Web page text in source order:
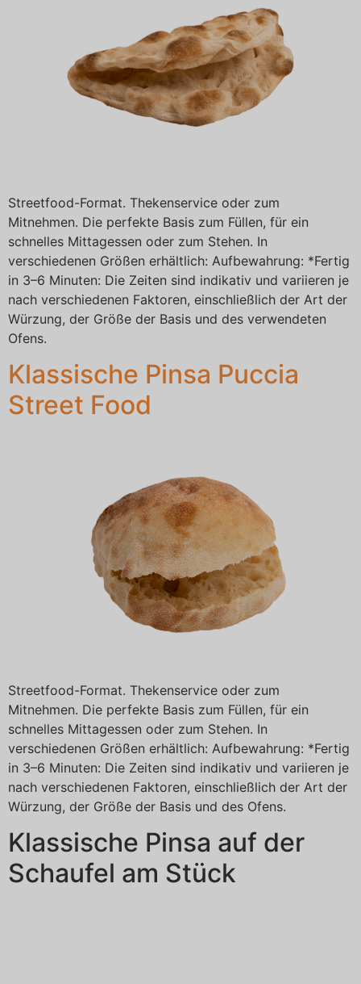
Streetfood-Format. Thekenservice oder zum
Mitnehmen. Die perfekte Basis zum Füllen, für ein
schnelles Mittagessen oder zum Stehen. In
verschiedenen Größen erhältlich: Aufbewahrung: *Fertig
in 3–6 Minuten: Die Zeiten sind indikativ und variieren je
nach verschiedenen Faktoren, einschließlich der Art der
Würzung, der Größe der Basis und des verwendeten
Ofens.
Klassische Pinsa Puccia
Street Food
Streetfood-Format. Thekenservice oder zum
Mitnehmen. Die perfekte Basis zum Füllen, für ein
schnelles Mittagessen oder zum Stehen. In
verschiedenen Größen erhältlich: Aufbewahrung: *Fertig
in 3–6 Minuten: Die Zeiten sind indikativ und variieren je
nach verschiedenen Faktoren, einschließlich der Art der
Würzung, der Größe der Basis und des Ofens.
Klassische Pinsa auf der
Schaufel am Stück